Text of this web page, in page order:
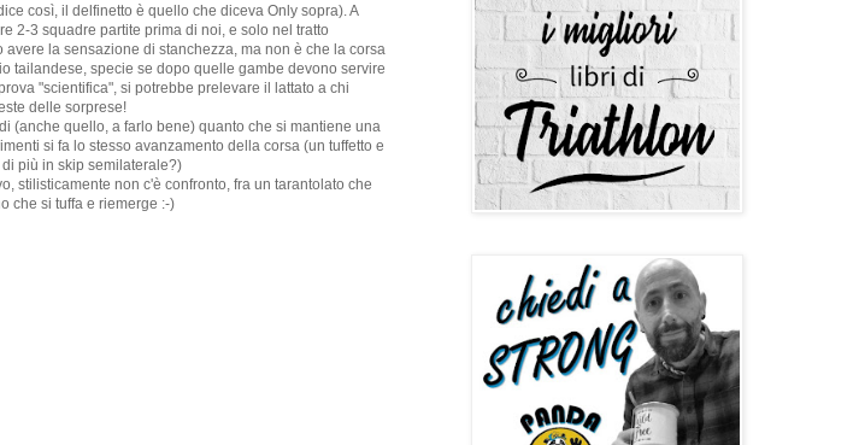
così, il delfinetto è quello che diceva Only sopra). A
2-3 squadre partite prima di noi, e solo nel tratto
la sensazione di stanchezza, ma non è che la corsa
tailandese, specie se dopo quelle gambe devono servire
"scientifica", si potrebbe prelevare il lattato a chi
delle sorprese!
(anche quello, a farlo bene) quanto che si mantiene una
si fa lo stesso avanzamento della corsa (un tuffetto e
più in skip semilaterale?)
stilisticamente non c'è confronto, fra un tarantolato che
che si tuffa e riemerge :-)